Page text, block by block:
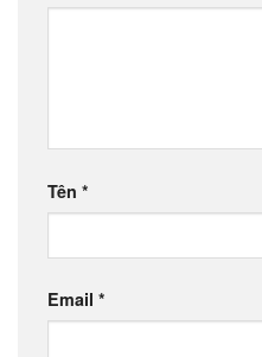
Tên *
Email *